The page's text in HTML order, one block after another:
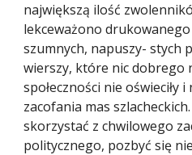
największą ilość
lekceważono drukowanego
szumnych, napuszy- stych
wierszy, które nic dobrego
społeczności nie oświeciły
zacofania mas
skorzystać z chwilowego
politycznego, pozbyć się